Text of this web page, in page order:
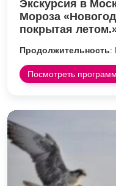
Экскурсия в
Мороза
покрытая
Продолжительность:
Посмотреть